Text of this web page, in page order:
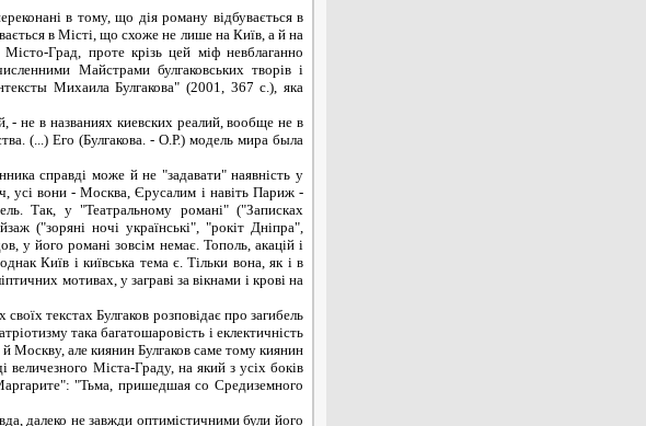
в тому, що дія роману відбувається в
в Місті, що схоже не лише на Київ, а й на
Град, проте крізь цей міф невблаганно
Майстрами булгаковських творів і
Михаила Булгакова" (2001, 367 с.), яка
не в названиях киевских реалий, вообще не в
(...) Его (Булгакова. - О.Р.) модель мира была
справді може й не "задавати" наявність у
усі вони - Москва, Єрусалим і навіть Париж -
Так, у "Театральному романі" ("Записках
("зоряні ночі українські", "рокіт Дніпра",
у його романі зовсім немає. Тополь, акацій і
Київ і київська тема є. Тільки вона, як і в
мотивах, у заграві за вікнами і крові на
текстах Булгаков розповідає про загибель
така багатошаровість і еклектичність
Москву, але киянин Булгаков саме тому киянин
Міста-Граду, на який з усіх боків
"Тьма, пришедшая со Средиземного
далеко не завжди оптимістичними були його